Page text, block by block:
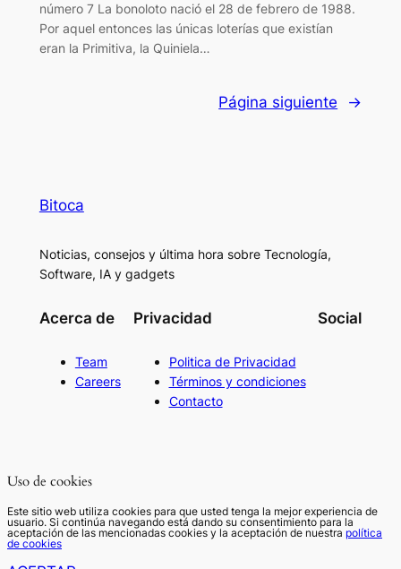
número 7 La bonoloto nació el 28 de febrero de 1988.
Por aquel entonces las únicas loterías que existían
eran la Primitiva, la Quiniela…
Página siguiente →
Bitoca
Noticias, consejos y última hora sobre Tecnología,
Software, IA y gadgets
Acerca de
Team
Careers
Privacidad
Politica de Privacidad
Términos y condiciones
Contacto
Social
Uso de cookies
Este sitio web utiliza cookies para que usted tenga la mejor experiencia de
usuario. Si continúa navegando está dando su consentimiento para la
aceptación de las mencionadas cookies y la aceptación de nuestra política
de cookies